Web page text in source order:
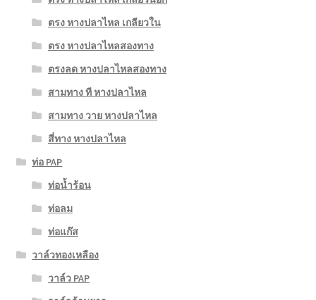
ตรง หางปลาไหล เกลียวใน
ตรง หางปลาไหลสองทาง
ตรงลด หางปลาไหลสองทาง
สามทาง ที หางปลาไหล
สามทาง วาย หางปลาไหล
สี่ทาง หางปลาไหล
ท่อ PAP
ท่อน้ำร้อน
ท่อลม
ท่อแก๊ส
วาล์วทองเหลือง
วาล์ว PAP